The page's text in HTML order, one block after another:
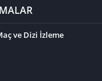
ve Dizi İzleme